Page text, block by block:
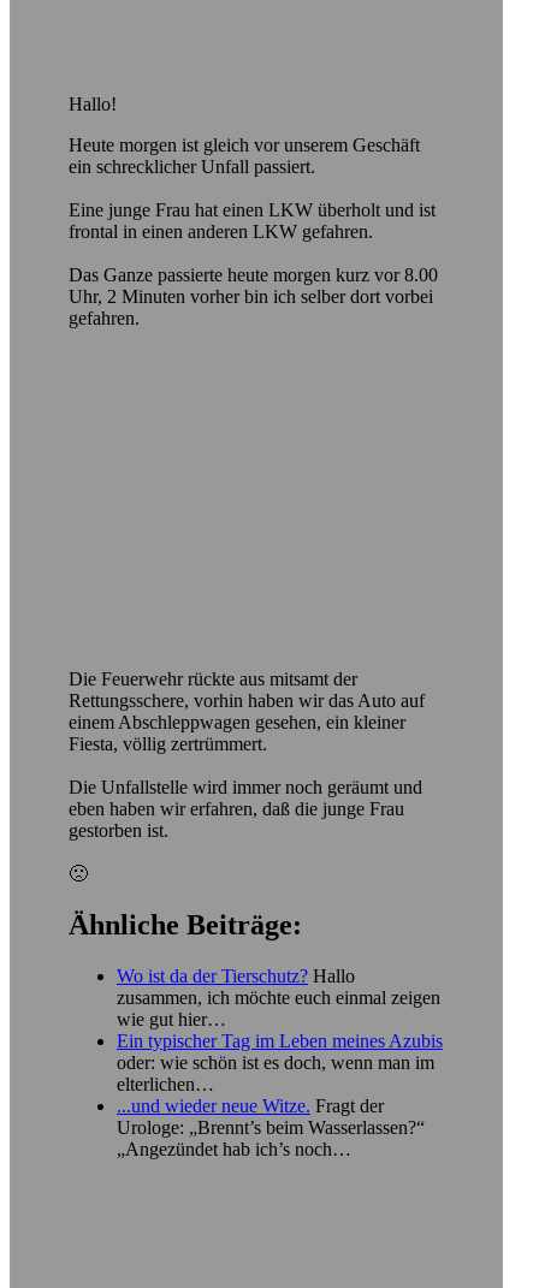
Hallo!
Heute morgen ist gleich vor unserem Geschäft
ein schrecklicher Unfall passiert.
Eine junge Frau hat einen LKW überholt und ist
frontal in einen anderen LKW gefahren.
Das Ganze passierte heute morgen kurz vor 8.00
Uhr, 2 Minuten vorher bin ich selber dort vorbei
gefahren.
Die Feuerwehr rückte aus mitsamt der
Rettungsschere, vorhin haben wir das Auto auf
einem Abschleppwagen gesehen, ein kleiner
Fiesta, völlig zertrümmert.
Die Unfallstelle wird immer noch geräumt und
eben haben wir erfahren, daß die junge Frau
gestorben ist.
🙁
Ähnliche Beiträge:
Wo ist da der Tierschutz? Hallo
zusammen, ich möchte euch einmal zeigen
wie gut hier…
Ein typischer Tag im Leben meines Azubis
oder: wie schön ist es doch, wenn man im
elterlichen…
...und wieder neue Witze. Fragt der
Urologe: „Brennt’s beim Wasserlassen?“
„Angezündet hab ich’s noch…